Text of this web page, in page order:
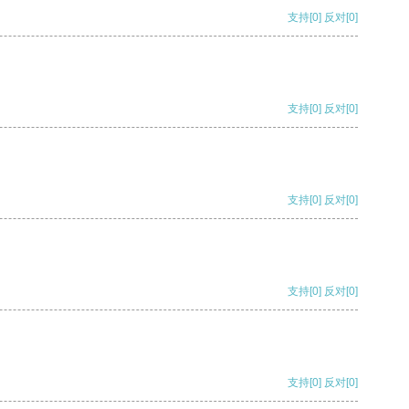
支持[0] 反对[0]
支持[0] 反对[0]
支持[0] 反对[0]
支持[0] 反对[0]
支持[0] 反对[0]